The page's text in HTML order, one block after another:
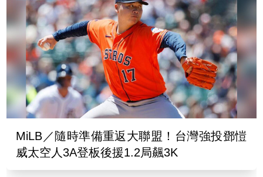
MiLB／隨時準備重返大聯盟！台灣強投鄧愷
威太空人3A登板後援1.2局飆3K